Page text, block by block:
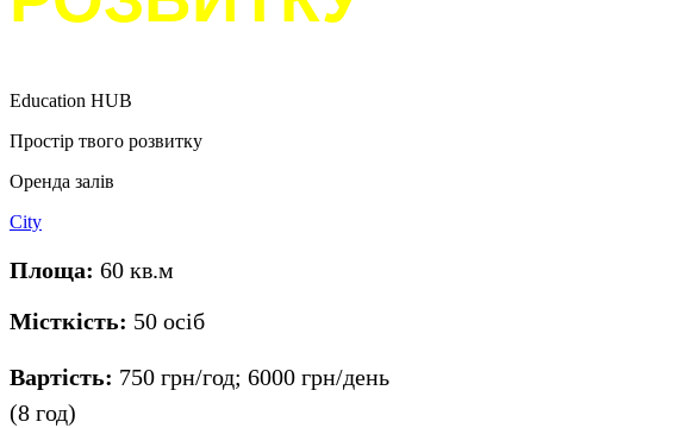
Education HUB
Простір твого розвитку
Оренда залів
City
Площа: 60 кв.м
Місткість: 50 осіб
Вартість: 750 грн/год; 6000 грн/день
(8 год)